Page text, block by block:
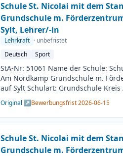
Schule St. Nicolai mit dem
Grundschule m.
Sylt, Lehrer/-in
Lehrkraft · unbefristet
Deutsch
Sport
StA-Nr: 51061 Name der Schule:
Am Nordkamp Grundschule m.
auf Sylt Schulart: Grundschule
BesGr / EntGr: Besoldungsgruppe
Beschäftigungsdauer: Unbefristet
Besetzungstermin: 01.08.2026
Veröffentlichung: 01.06.2026
Original ↗Bewerbungsfrist 2026-06-15
Schule St. Nicolai mit dem
Grundschule m.